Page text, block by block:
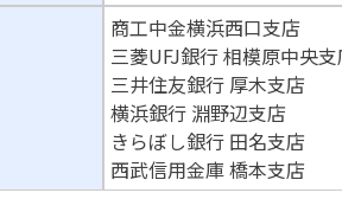
商工中金横浜西口支店
三菱UFJ銀行 相模原中央支
三井住友銀行 厚木支店
横浜銀行 淵野辺支店
きらぼし銀行 田名支店
西武信用金庫 橋本支店